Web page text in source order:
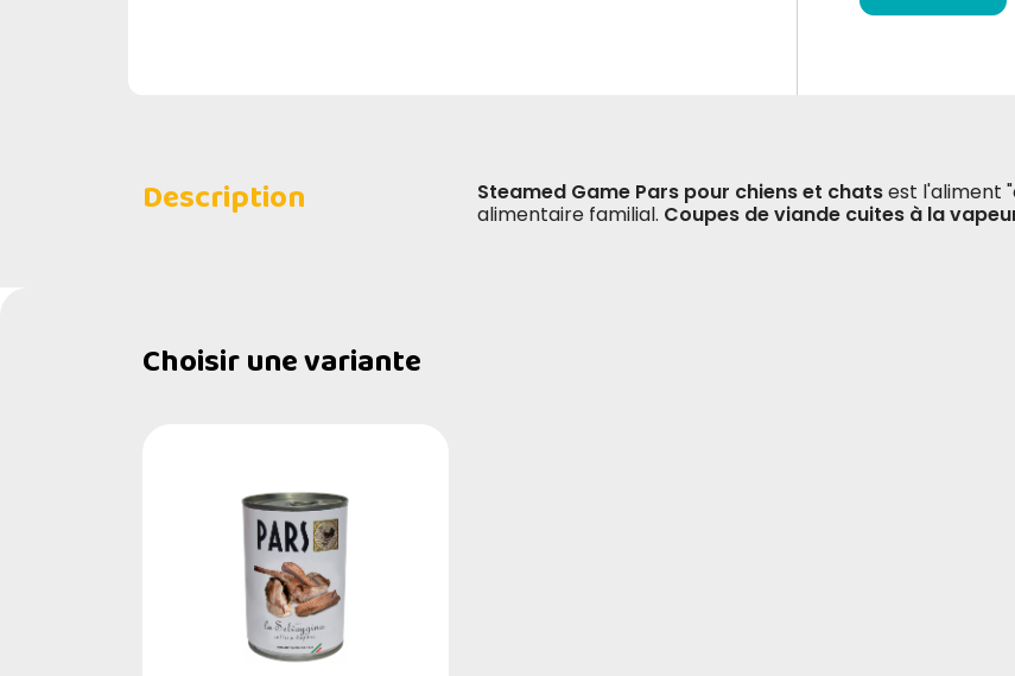
Description Steamed Game Pars pour chiens et chatsest l'aliment
alimentaire familial. Coupes de viande cuites à la
Choisir une variante